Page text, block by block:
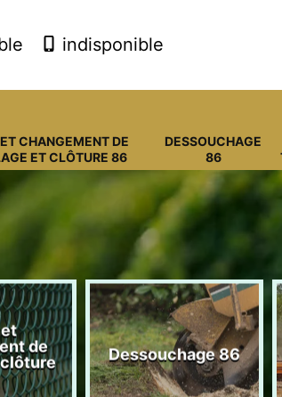
indisponible
CHANGEMENT DE
ET CLÔTURE 86
DESSOUCHAGE
86
de
Dessouchage 86